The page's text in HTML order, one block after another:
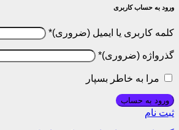
ورود به حساب کاربری
کلمه کاربری یا ایمیل *
گذرواژه *
مرا به خاطر بسپار
ورود به حساب
ثبت نام